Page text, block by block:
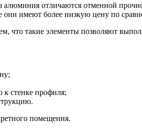
отличаются отменной
они имеют более низкую цену по
что такие элементы позволяют
стенке профиля;
помещения.